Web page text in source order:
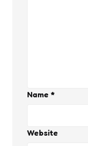
Name *
Website